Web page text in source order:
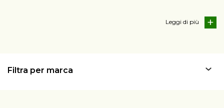
Leggi di
Filtra per marca